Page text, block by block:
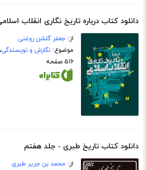
دانلود کتاب درباره تاریخ نگاری انقلاب
از:جعفر گلشن روغنی
موضوع:نگارش و نویسندگی
۵۱۶ صفحه
دانلود کتاب تاریخ طبری - جلد هفتم
از: محمد بن جریر طبری